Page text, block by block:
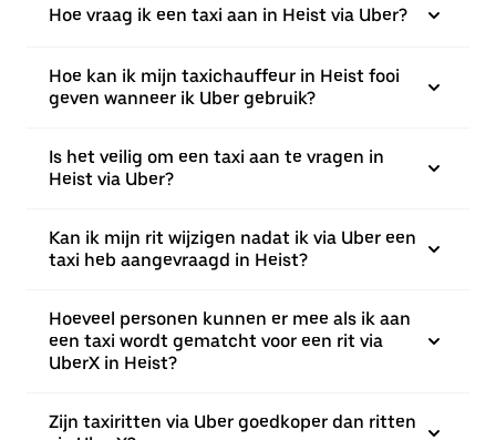
Hoe vraag ik een taxi aan in Heist via Uber?
Hoe kan ik mijn taxichauffeur in Heist fooi
geven wanneer ik Uber gebruik?
Is het veilig om een taxi aan te vragen in
Heist via Uber?
Kan ik mijn rit wijzigen nadat ik via Uber een
taxi heb aangevraagd in Heist?
Hoeveel personen kunnen er mee als ik aan
een taxi wordt gematcht voor een rit via
UberX in Heist?
Zijn taxiritten via Uber goedkoper dan ritten